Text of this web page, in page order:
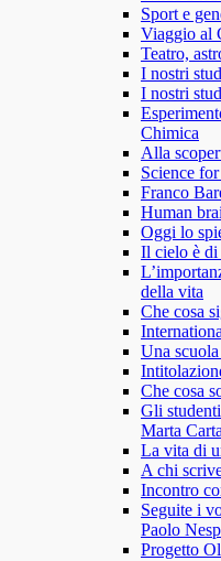
Sport e
Viaggio al
Teatro,
I nostri
I nostri
Chimica
Alla
Science
Franco
Human
Oggi lo
Il cielo è di
della vita
Che cosa
Una
Che cosa
Gli
Marta
La vita di
A chi
Incontro
Seguite i
Paolo
Progetto